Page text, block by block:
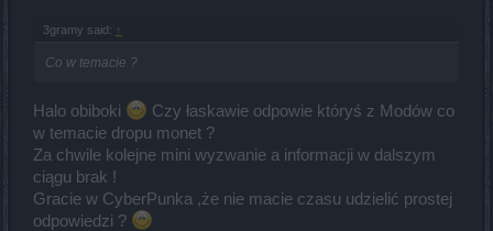
3gramy said: ↑
Co w temacie ?
Halo obiboki
Czy łaskawie odpowie któryś z Modów co
w temacie dropu monet ?
Za chwile kolejne mini wyzwanie a informacji w dalszym
ciągu brak !
Gracie w CyberPunka ,że nie macie czasu udzielić prostej
odpowiedzi ?